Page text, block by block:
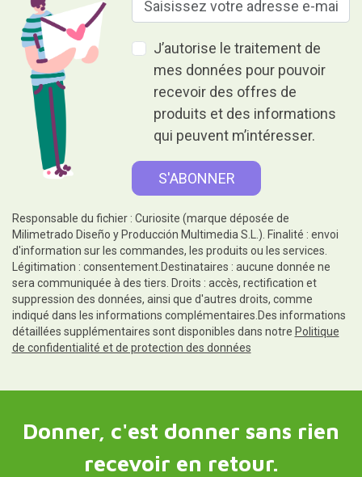
J’autorise le traitement de
mes données pour pouvoir
recevoir des offres de
produits et des informations
qui peuvent m’intéresser.
Responsable du fichier : Curiosite (marque déposée de
Milimetrado Diseño y Producción Multimedia S.L.). Finalité : envoi
d'information sur les commandes, les produits ou les services.
Légitimation : consentement.Destinataires : aucune donnée ne
sera communiquée à des tiers. Droits : accès, rectification et
suppression des données, ainsi que d'autres droits, comme
indiqué dans les informations complémentaires.Des informations
détaillées supplémentaires sont disponibles dans notre Politique
de confidentialité et de protection des données
Donner, c'est donner sans rien
recevoir en retour.